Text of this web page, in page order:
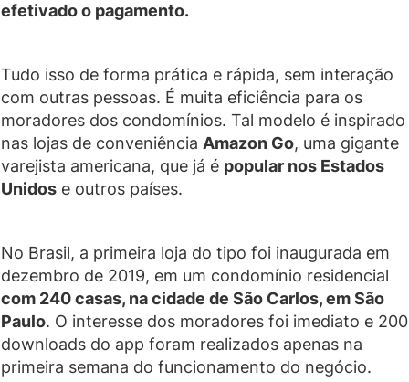
efetivado o pagamento.
Tudo isso de forma prática e rápida, sem interação
com outras pessoas. É muita eficiência para os
moradores dos condomínios. Tal modelo é inspirado
nas lojas de conveniência Amazon Go, uma gigante
varejista americana, que já é popular nos Estados
Unidos e outros países.
No Brasil, a primeira loja do tipo foi inaugurada em
dezembro de 2019, em um condomínio residencial
com 240 casas, na cidade de São Carlos, em São
Paulo. O interesse dos moradores foi imediato e 200
downloads do app foram realizados apenas na
primeira semana do funcionamento do negócio.